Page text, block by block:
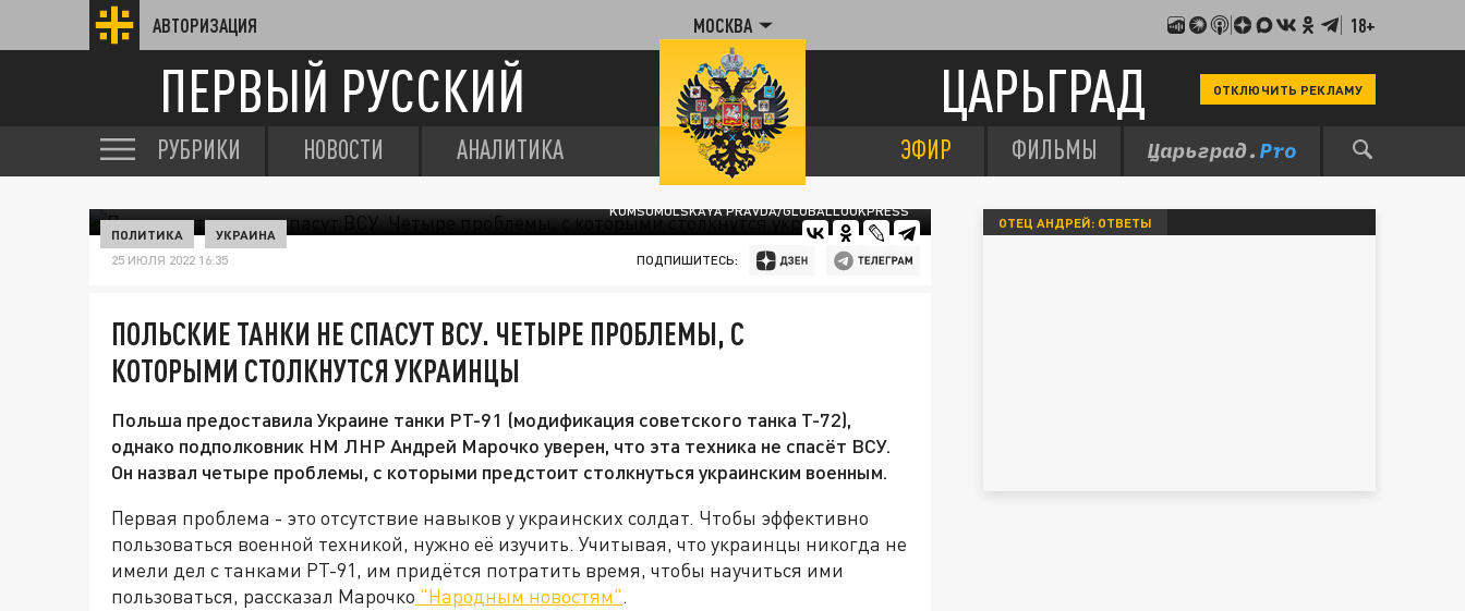
АВТОРИЗАЦИЯ МОСКВА 18+
ПЕРВЫЙ РУССКИЙ ЦАРЬГРАД ОТКЛЮЧИТЬ РЕКЛАМУ
РУБРИКИ НОВОСТИ АНАЛИТИКА ЭФИР ФИЛЬМЫ
KOMSOMOLSKAYA PRAVDA/GLOBALLOOKPRESS
ПОЛИТИКА УКРАИНА
25 ИЮЛЯ 2022 16:35 ПОДПИШИТЕСЬ:
ПОЛЬСКИЕ ТАНКИ НЕ СПАСУТ ВСУ. ЧЕТЫРЕ ПРОБЛЕМЫ, С
КОТОРЫМИ СТОЛКНУТСЯ УКРАИНЦЫ
Польша предоставила Украине танки PT-91 (модификация советского танка Т-72),
однако подполковник НМ ЛНР Андрей Марочко уверен, что эта техника не спасёт ВСУ.
Он назвал четыре проблемы, с которыми предстоит столкнуться украинским военным.
Первая проблема - это отсутствие навыков у украинских солдат. Чтобы эффективно
пользоваться военной техникой, нужно её изучить. Учитывая, что украинцы никогда не
имели дел с танками РТ-91, им придётся потратить время, чтобы научиться ими
пользоваться, рассказал Марочко "Народным новостям".
ОТЕЦ АНДРЕЙ: ОТВЕТЫ